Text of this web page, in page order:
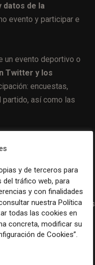
de la
evento y participar e
un evento deportivo o
Twitter y los
encuestas,
así como las
relacionados con
serán ahora páginas
de la web).
diseño que respeta al
atención a la
al mismo tiempo,
y de terceros para
del tráfico web, para
y con finalidades
nuestra Política
todas las cookies en
concreta, modificar su
de Cookies”.